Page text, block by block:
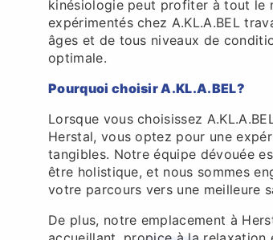
kinésiologie peut profiter à tout le
expérimentés chez A.KL.A.BEL
âges et de tous niveaux de
optimale.
Pourquoi choisir A.KL.A.BEL?
Lorsque vous choisissez
Herstal, vous optez pour une
tangibles. Notre équipe dévouée
être holistique, et nous sommes
votre parcours vers une meilleure
De plus, notre emplacement à